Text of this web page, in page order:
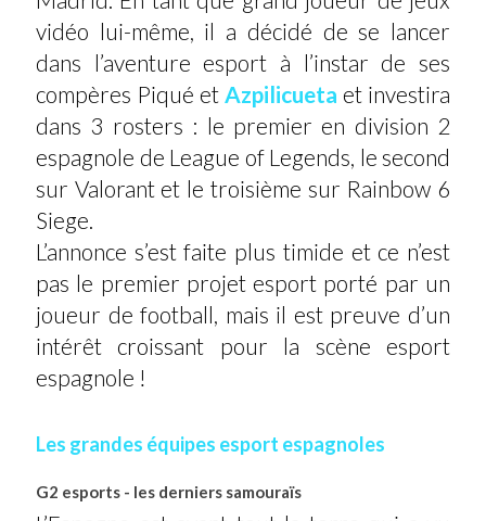
vidéo lui-même, il a décidé de se lancer
dans l’aventure esport à l’instar de ses
compères Piqué et Azpilicueta et investira
dans 3 rosters : le premier en division 2
espagnole de League of Legends, le second
sur Valorant et le troisième sur Rainbow 6
Siege.
L’annonce s’est faite plus timide et ce n’est
pas le premier projet esport porté par un
joueur de football, mais il est preuve d’un
intérêt croissant pour la scène esport
espagnole !
Les grandes équipes esport espagnoles
G2 esports - les derniers samouraïs